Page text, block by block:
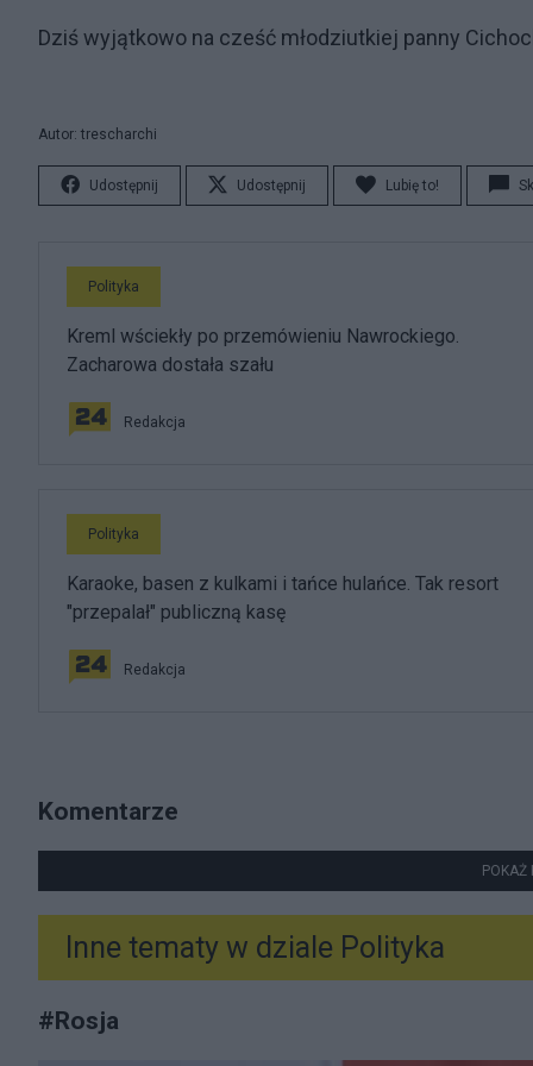
Dziś wyjątkowo na cześć młodziutkiej panny
Autor: trescharchi
Udostępnij Udostępnij Lubię to!
Polityka
Kreml wściekły po przemówieniu Nawrockiego.
Zacharowa dostała szału
Redakcja
Polityka
Karaoke, basen z kulkami i tańce hulańce. Tak resort
"przepalał" publiczną kasę
Redakcja
Komentarze
POKAŻ
Inne tematy w dziale Polityka
#Rosja